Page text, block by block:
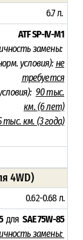
6.7 л.
ATF SP-IV-M1
замены:
условия): не
требуется
90 тыс.
км. (6 лет)
тыс. км. (3 года)
4WD)
0.62-0.68 л.
дляSAE 75W-85
замены: